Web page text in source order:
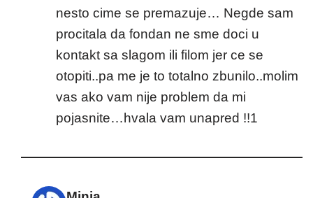
nesto cime se premazuje… Negde sam
procitala da fondan ne sme doci u
kontakt sa slagom ili filom jer ce se
otopiti..pa me je to totalno zbunilo..molim
vas ako vam nije problem da mi
pojasnite…hvala vam unapred !!1